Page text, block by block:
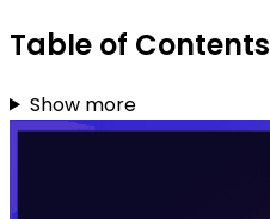
Table of Contents
Show more